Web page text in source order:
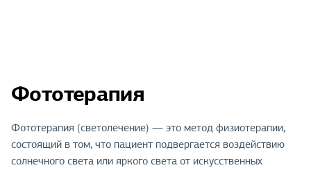
Фототерапия
Фототерапия (светолечение) — это метод физиотерапии,
состоящий в том, что пациент подвергается воздействию
солнечного света или яркого света от искусственных